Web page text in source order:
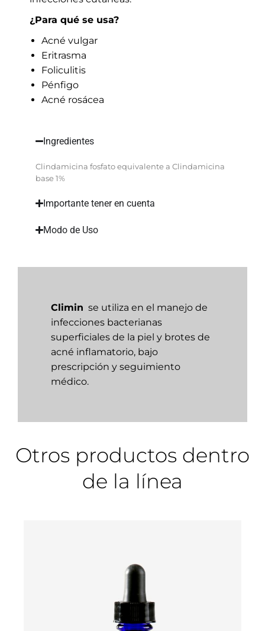
¿Para qué se usa?
Acné vulgar
Eritrasma
Foliculitis
Pénfigo
Acné rosácea
Ingredientes
Clindamicina fosfato equivalente a Clindamicina
base 1%
Importante tener en cuenta
Modo de Uso
Climin se utiliza en el manejo de
infecciones bacterianas
superficiales de la piel y brotes de
acné inflamatorio, bajo
prescripción y seguimiento
médico.
Otros productos dentro
de la línea